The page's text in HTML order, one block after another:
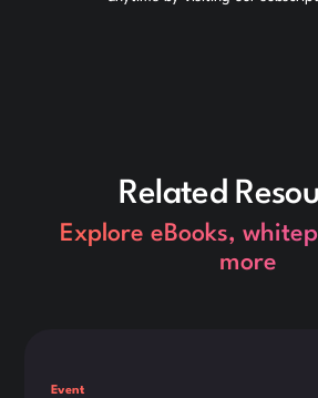
Related
Explore eBooks,
more
Event